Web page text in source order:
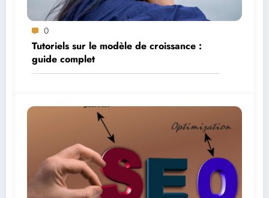
0
Tutoriels sur le modèle de croissance :
guide complet